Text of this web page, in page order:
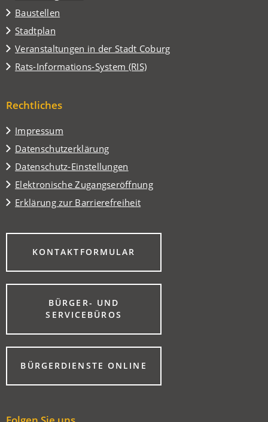
Baustellen
Stadtplan
(Öffnet
in
einem
neuen
Veranstaltungen in der Stadt Coburg
(Öffnet
in
einem
Tab)
Rats-Informations-System (RIS)
(Öffnet
neuen
Rechtliches
Impressum
Datenschutzerklärung
Datenschutz-Einstellungen
Elektronische Zugangseröffnung
Erklärung zur Barrierefreiheit
KONTAKTFORMULAR
(ÖFFNET
EINEM
NEUEN
BÜRGER- UND
SERVICEBÜROS
(ÖFFNET
EINEM
NEUEN
TAB)BÜRGERDIENSTE ONLINE
(ÖFFNET
TAB)